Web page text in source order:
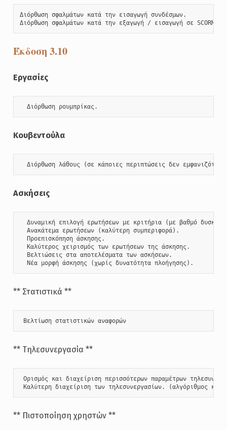
Διόρθωση σφαλμάτων κατά την εισαγωγή συνδέσμων.
Διόρθωση σφαλμάτων κατά την εξαγωγή / εισαγωγή σε SCORM /
Έκδοση 3.10
Εργασίες
  Διόρθωση ρουμπρίκας.
Κουβεντούλα
Διόρθωση λάθους (σε κάποιες περιπτώσεις δεν εμφανιζόταν
Ασκήσεις
Δυναμική επιλογή ερωτήσεων με κριτήρια (με βαθμό
  Ανακάτεμα ερωτήσεων (καλύτερη συμπεριφορά).
  Προεπισκόπηση άσκησης.
  Καλύτερος χειρισμός των ερωτήσεων της άσκησης.
  Βελτιώσεις στα αποτελέσματα των ασκήσεων.
  Νέα μορφή άσκησης (χωρίς δυνατότητα πλοήγησης).
** Στατιστικά **
Βελτίωση στατιστικών αναφορών
** Τηλεσυνεργασία **
Ορισμός και διαχείριση περισσότερων παραμέτρων
Καλύτερη διαχείριση των τηλεσυνεργασίων. (αλγόριθμος
** Πιστοποίηση χρηστών **